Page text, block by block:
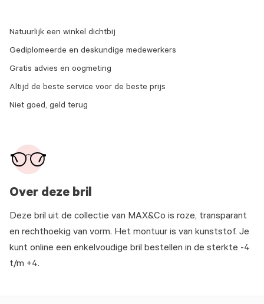
Over deze bril
Deze bril uit de collectie van MAX&Co is roze, transparant
en rechthoekig van vorm. Het montuur is van kunststof. Je
kunt online een enkelvoudige bril bestellen in de sterkte -4
t/m +4.
Natuurlijk een winkel dichtbij
Gediplomeerde en deskundige medewerkers
Gratis advies en oogmeting
Altijd de beste service voor de beste prijs
Niet goed, geld terug